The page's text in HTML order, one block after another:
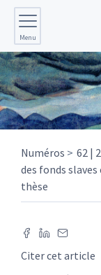
Menu
Numéros
62 |
des fonds slaves
thèse
Citer cet article